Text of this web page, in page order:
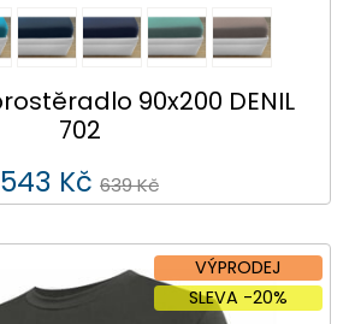
90x200 DENIL
702
543 Kč 639 Kč
VÝPRODEJ
SLEVA -20%